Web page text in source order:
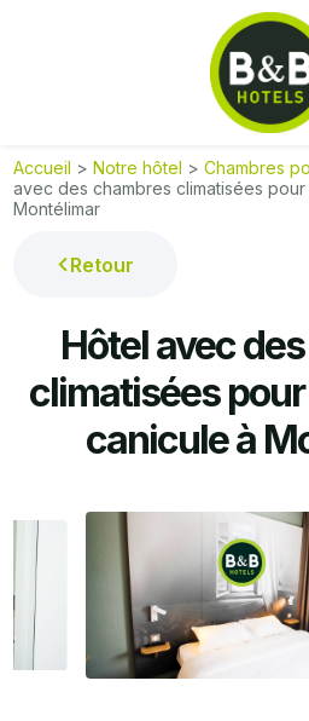
Accueil >Notre hôtel >Chambres
avec des chambres climatisées
Montélimar
Retour
Hôtel avec
climatisées
canicule à
Panneau de gestion des cookies